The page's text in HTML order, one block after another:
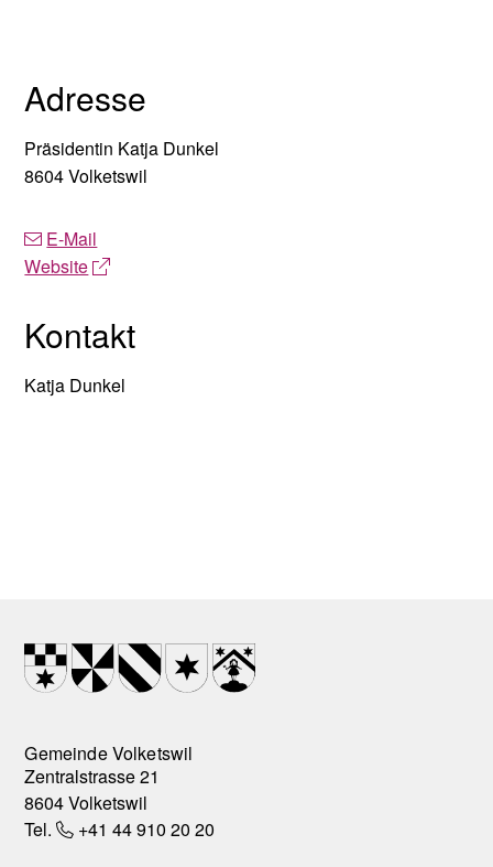
Adresse
Präsidentin Katja Dunkel
8604 Volketswil
E-Mail
Website
Kontakt
Katja Dunkel
Footer
Wappen
Gemeinde Volketswil
Zentralstrasse 21
8604 Volketswil
Tel.
+41 44 910 20 20